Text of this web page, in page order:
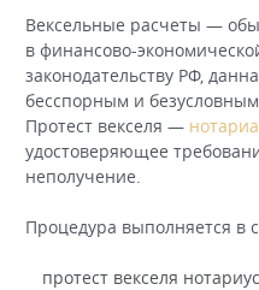
Вексельные расчеты —
в финансово-
законодательству РФ,
бесспорным и
Протест векселя —
удостоверяющее
неполучение.
Процедура выполняется в
протест векселя